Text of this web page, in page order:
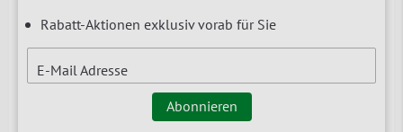
Rabatt-Aktionen exklusiv vorab für Sie
E-Mail Adresse
Abonnieren